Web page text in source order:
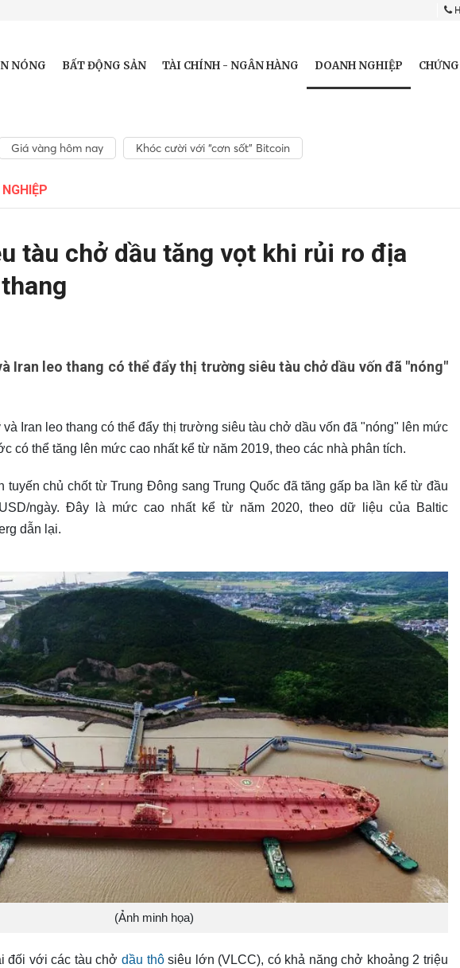
NÓNG BẤT ĐỘNG SẢN TÀI CHÍNH - NGÂN HÀNG DOANH NGHIỆP
Giá vàng hôm nay Khóc cười với “cơn sốt” Bitcoin
tàu chở dầu tăng vọt khi rủi ro địa
Iran leo thang có thể đẩy thị trường siêu tàu chở dầu vốn đã "nóng"
Iran leo thang có thể đẩy thị trường siêu tàu chở dầu vốn đã "nóng" lên mức
có thể tăng lên mức cao nhất kể từ năm 2019, theo các nhà phân tích.
tuyến chủ chốt từ Trung Đông sang Trung Quốc đã tăng gấp ba lần kể từ đầu
ngày. Đây là mức cao nhất kể từ năm 2020, theo dữ liệu của Baltic
dẫn lại.
(Ảnh minh họa)
đối với các tàu chở dầu thôsiêu lớn (VLCC), có khả năng chở khoảng 2 triệu